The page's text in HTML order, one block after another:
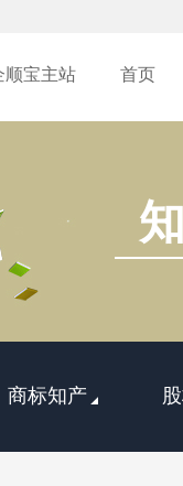
顺宝主站 首页
商标知产